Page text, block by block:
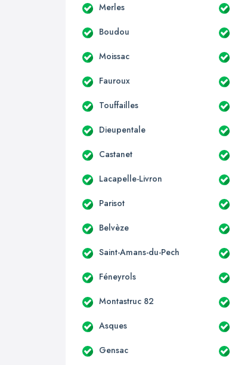
Merles
Boudou
Moissac
Fauroux
Touffailles
Dieupentale
Castanet
Lacapelle-Livron
Parisot
Belvèze
Saint-Amans-du-Pech
Féneyrols
Montastruc 82
Asques
Gensac